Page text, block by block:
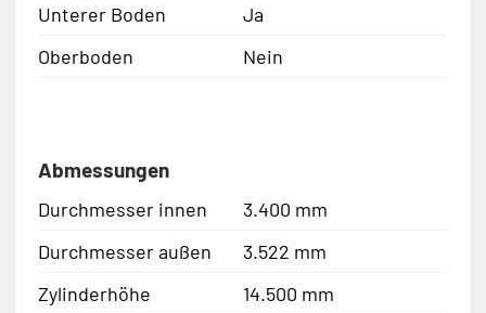
Unterer Boden
Ja
Oberboden
Nein
Abmessungen
Durchmesser innen
3.400 mm
Durchmesser außen
3.522 mm
Zylinderhöhe
14.500 mm